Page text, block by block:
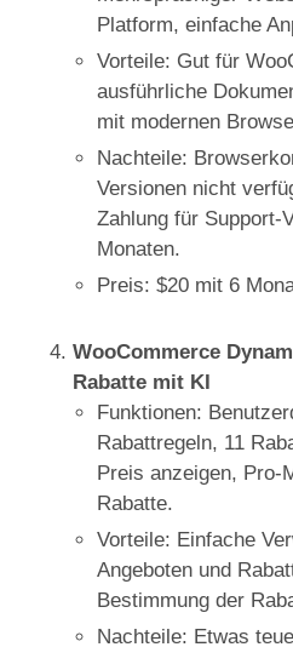
Platform, einfache
Vorteile: Gut für
ausführliche
mit modernen
Nachteile:
Versionen nicht
Zahlung für Support-
Monaten.
Preis: $20 mit 6
WooCommerce
Rabatte mit KI
Funktionen:
Rabattregeln, 11
Preis anzeigen, Pro-
Rabatte.
Vorteile: Einfache
Angeboten und
Bestimmung der
Nachteile: Etwas